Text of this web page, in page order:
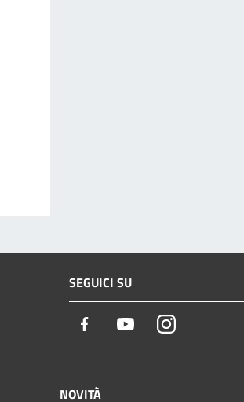
SEGUICI SU
Facebook YoutubeInstagram
NOVITÀ